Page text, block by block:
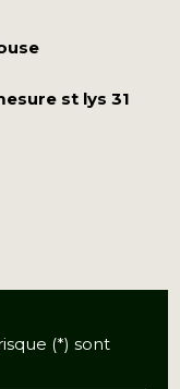
st lys 31
(*) sont